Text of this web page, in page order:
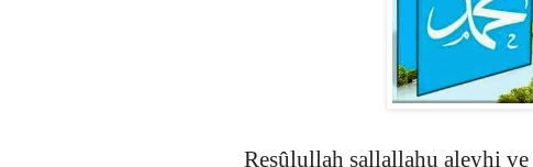
Resûlullah sallallahu aleyhi